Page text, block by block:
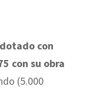
con
con su obra
(5.000